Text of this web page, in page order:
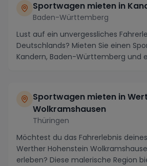
Sportwagen mieten in
Baden-Württemberg
Lust auf ein unvergessliches
Deutschlands? Mieten Sie einen
Kandern, Baden-Württemberg und
Sportwagen mieten in
Wolkramshausen
Thüringen
Möchtest du das Fahrerlebnis
Werther Hohenstein
erleben? Diese malerische Region